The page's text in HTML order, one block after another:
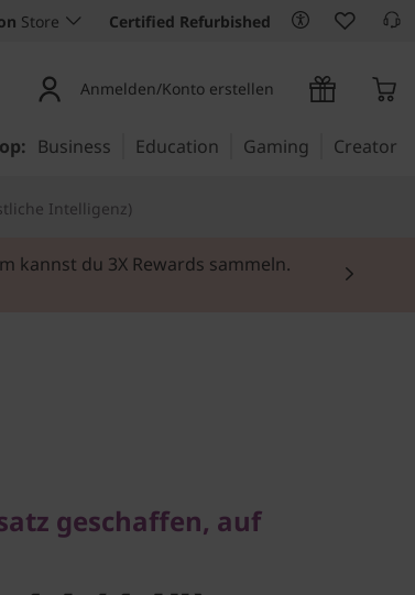
Store Certified Refurbished
Anmelden/Konto erstellen
Business Education Gaming Creator
Intelligenz)
kannst du 3X Rewards sammeln.
(14")
geschaffen, auf